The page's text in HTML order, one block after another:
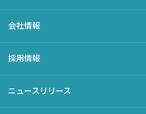
会社情報
採用情報
ニュースリリース